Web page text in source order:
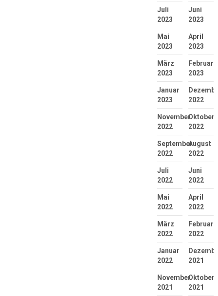
Juli
2023
Juni
2023
Mai
2023
April
2023
März
2023
Februar
2023
Januar
2023
2022
November
2022
Oktober
2022
September
2022
August
2022
Juli
2022
Juni
2022
Mai
2022
April
2022
März
2022
Februar
2022
Januar
2022
2021
November
2021
Oktober
2021